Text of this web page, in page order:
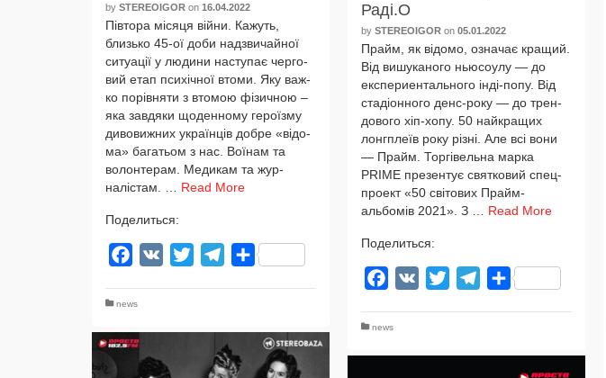
by STEREOIGOR on 16.04.2022
Півтора міся­ця вій­ни. Кажуть,
близь­ко 45-ої доби над­зви­чай­ної
ситу­а­ції у люди­ни насту­пає чер­го­
вий етап пси­хіч­ної вто­ми. Яку важ­
ко порів­ня­ти з вто­мою фізич­ною –
яка зав­дя­ки щоден­но­му героїз­му
диво­виж­них україн­ців доб­ре «відо­
ма» багатьом з нас. Воїнам та
волон­те­рам. Медикам та жур­
налістам. … Read More
Поделиться:
Facebook
VK Twitter TelegramОтправить
news
Раді.О
bySTEREOIGOR on05.01.2022
Прайм, як відо­мо, озна­чає кра­щий.
Від вишу­ка­но­го нью­со­улу — до
екс­пе­ри­ен­таль­но­го інді-попу. Від
ста­діон­но­го денс-року — до трен­
до­во­го хіп-хопу. 50 най­к­ра­щих
лонг­плеїв року різ­ні. Але всі вони
— Прайм. Торгівельна мар­ка
PRIME пре­зен­тує свят­ко­вий спец­
про­ект «50 світо­вих Прайм-
альбомів 2021». З … Read More
Поделиться:
Facebook
VK TwitterTelegramОтправить
news